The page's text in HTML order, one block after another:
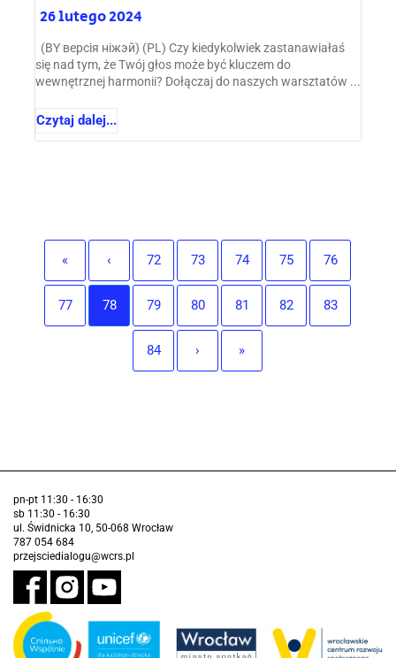
26 lutego 2024
(BY версія ніжэй) (PL) Czy kiedykolwiek zastanawiałaś
się nad tym, że Twój głos może być kluczem do
wewnętrznej harmonii? Dołączaj do naszych warsztatów ...
Czytaj dalej...
« ‹ 72 73 74 75 76
77 78 79 80 81 82 83
84 › »
pn-pt 11:30 - 16:30
sb 11:30 - 16:30
ul. Świdnicka 10, 50-068 Wrocław
787 054 684
przejsciedialogu@wcrs.pl